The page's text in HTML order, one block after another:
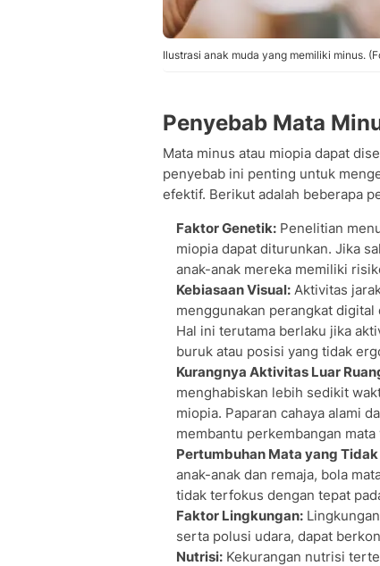
Ilustrasi anak muda yang memiliki minus.
Penyebab Mata
Mata minus atau miopia dapat
penyebab ini penting untuk
efektif. Berikut adalah beberapa
Faktor Genetik: Penelitian
miopia dapat diturunkan. Jika
anak-anak mereka memiliki
Kebiasaan Visual: Aktivitas
menggunakan perangkat
Hal ini terutama berlaku jika
buruk atau posisi yang tidak
Kurangnya Aktivitas Luar
menghabiskan lebih sedikit
miopia. Paparan cahaya alami
membantu perkembangan mata
Pertumbuhan Mata yang
anak-anak dan remaja, bola
tidak terfokus dengan tepat
Faktor Lingkungan:
serta polusi udara, dapat
Nutrisi: Kekurangan nutrisi